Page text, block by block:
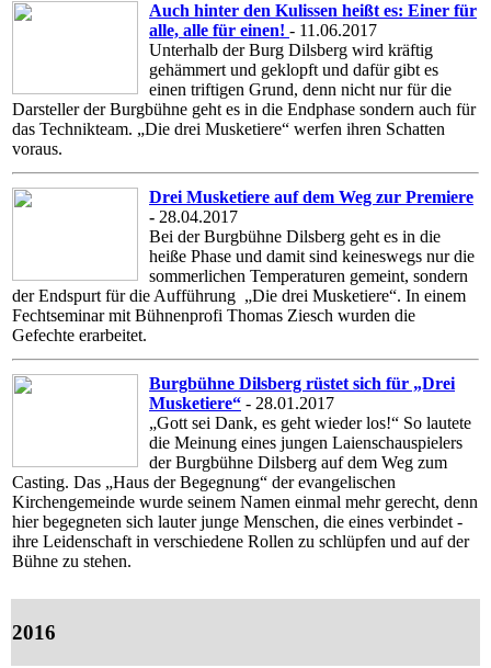
Auch hinter den Kulissen heißt es: Einer für
alle, alle für einen! - 11.06.2017
Unterhalb der Burg Dilsberg wird kräftig
gehämmert und geklopft und dafür gibt es
einen triftigen Grund, denn nicht nur für die
Darsteller der Burgbühne geht es in die Endphase sondern auch für
das Technikteam. „Die drei Musketiere“ werfen ihren Schatten
voraus.
Drei Musketiere auf dem Weg zur Premiere
- 28.04.2017
Bei der Burgbühne Dilsberg geht es in die
heiße Phase und damit sind keineswegs nur die
sommerlichen Temperaturen gemeint, sondern
der Endspurt für die Aufführung „Die drei Musketiere“. In einem
Fechtseminar mit Bühnenprofi Thomas Ziesch wurden die
Gefechte erarbeitet.
Burgbühne Dilsberg rüstet sich für „Drei
Musketiere“ - 28.01.2017
„Gott sei Dank, es geht wieder los!“ So lautete
die Meinung eines jungen Laienschauspielers
der Burgbühne Dilsberg auf dem Weg zum
Casting. Das „Haus der Begegnung“ der evangelischen
Kirchengemeinde wurde seinem Namen einmal mehr gerecht, denn
hier begegneten sich lauter junge Menschen, die eines verbindet -
ihre Leidenschaft in verschiedene Rollen zu schlüpfen und auf der
Bühne zu stehen.
2016